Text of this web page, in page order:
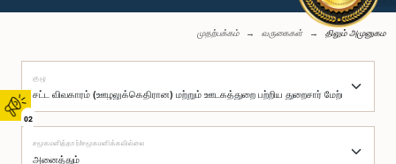
02
முதற்பக்கம் வருகைகள் திலும் அமுனுகம
குழு
சமூகமளித்தார்/சமூகமளிக்கவில்லை